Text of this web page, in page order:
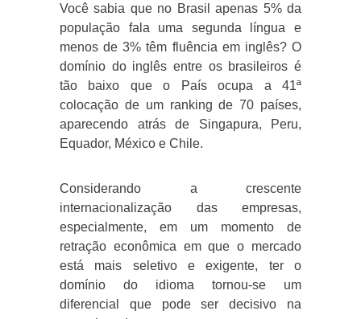
Você sabia que no Brasil apenas 5% da
população fala uma segunda língua e
menos de 3% têm fluência em inglês? O
domínio do inglês entre os brasileiros é
tão baixo que o País ocupa a 41ª
colocação de um ranking de 70 países,
aparecendo atrás de Singapura, Peru,
Equador, México e Chile.
Considerando a crescente
internacionalização das empresas,
especialmente, em um momento de
retração econômica em que o mercado
está mais seletivo e exigente, ter o
domínio do idioma tornou-se um
diferencial que pode ser decisivo na